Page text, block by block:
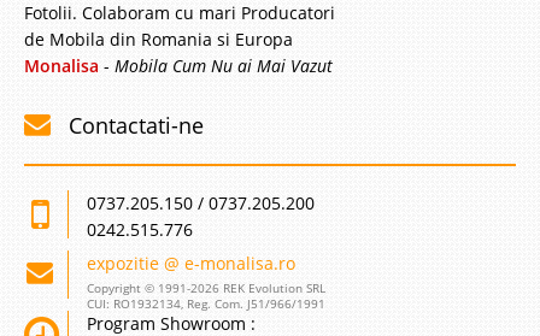
Fotolii. Colaboram cu mari Producatori
de Mobila din Romania si Europa
Monalisa - Mobila Cum Nu ai Mai Vazut
Contactati-ne
0737.205.150 / 0737.205.200
0242.515.776
expozitie @ e-monalisa.ro
Copyright © 1991-2026 REK Evolution SRL
CUI: RO1932134, Reg. Com. J51/966/1991
Program Showroom :